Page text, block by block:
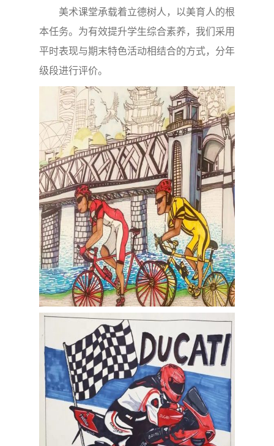
美术课堂承载着立德树人，以美育人的根
本任务。为有效提升学生综合素养，我们采用
平时表现与期末特色活动相结合的方式，分年
级段进行评价。